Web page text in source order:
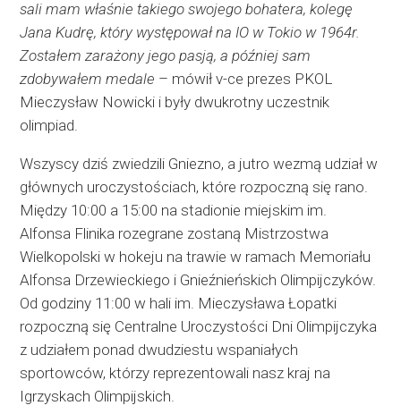
sali mam właśnie takiego swojego bohatera, kolegę
Jana Kudrę, który występował na IO w Tokio w 1964r.
Zostałem zarażony jego pasją, a później sam
zdobywałem medale – mówił v-ce prezes PKOL
Mieczysław Nowicki i były dwukrotny uczestnik
olimpiad.
Wszyscy dziś zwiedzili Gniezno, a jutro wezmą udział w
głównych uroczystościach, które rozpoczną się rano.
Między 10:00 a 15:00 na stadionie miejskim im.
Alfonsa Flinika rozegrane zostaną Mistrzostwa
Wielkopolski w hokeju na trawie w ramach Memoriału
Alfonsa Drzewieckiego i Gnieźnieńskich Olimpijczyków.
Od godziny 11:00 w hali im. Mieczysława Łopatki
rozpoczną się Centralne Uroczystości Dni Olimpijczyka
z udziałem ponad dwudziestu wspaniałych
sportowców, którzy reprezentowali nasz kraj na
Igrzyskach Olimpijskich.